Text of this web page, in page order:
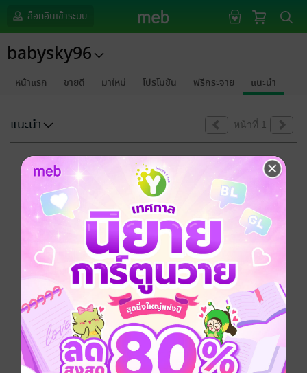
ล็อกอินเข้าระบบ
babysky96
หน้าแรก ขายดี มาใหม่ โปรโมชัน ฟรีกระจาย แนะนำ
แนะนำ หน้าที่ 1
ขออภัยด้วยนะคะ
ไม่พบข้อมูลในหัวข้อที่คุณกำลังชมค่ะ